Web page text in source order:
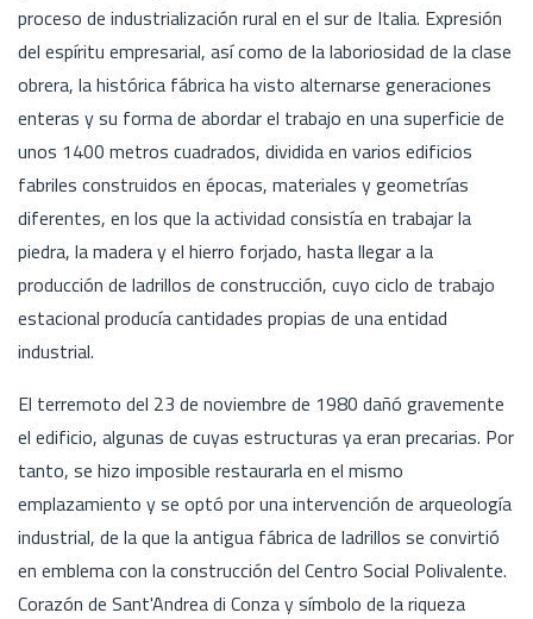
proceso de industrialización rural en el sur de Italia. Expresión
del espíritu empresarial, así como de la laboriosidad de la clase
obrera, la histórica fábrica ha visto alternarse generaciones
enteras y su forma de abordar el trabajo en una superficie de
unos 1400 metros cuadrados, dividida en varios edificios
fabriles construidos en épocas, materiales y geometrías
diferentes, en los que la actividad consistía en trabajar la
piedra, la madera y el hierro forjado, hasta llegar a la
producción de ladrillos de construcción, cuyo ciclo de trabajo
estacional producía cantidades propias de una entidad
industrial.
El terremoto del 23 de noviembre de 1980 dañó gravemente
el edificio, algunas de cuyas estructuras ya eran precarias. Por
tanto, se hizo imposible restaurarla en el mismo
emplazamiento y se optó por una intervención de arqueología
industrial, de la que la antigua fábrica de ladrillos se convirtió
en emblema con la construcción del Centro Social Polivalente.
Corazón de Sant'Andrea di Conza y símbolo de la riqueza